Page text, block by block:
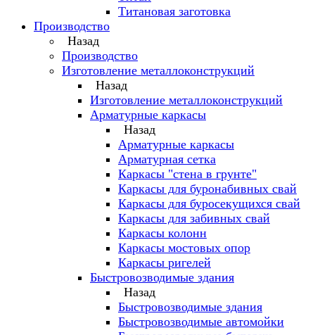
Титановая заготовка
Производство
Назад
Производство
Изготовление металлоконструкций
Назад
Изготовление металлоконструкций
Арматурные каркасы
Назад
Арматурные каркасы
Арматурная сетка
Каркасы "стена в грунте"
Каркасы для буронабивных свай
Каркасы для буросекущихся свай
Каркасы для забивных свай
Каркасы колонн
Каркасы мостовых опор
Каркасы ригелей
Быстровозводимые здания
Назад
Быстровозводимые здания
Быстровозводимые автомойки